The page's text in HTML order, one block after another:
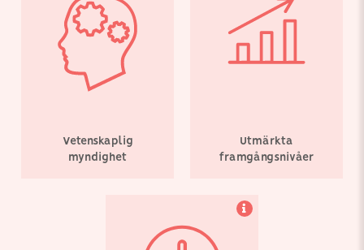
Vetenskaplig
myndighet
Utmärkta
framgångsnivåer
Vi finns i Köpenhamn. Vi
ger kvinnor från hela
Europa tillgång till ett
fertilitetsbehandlingar
och strävar efter att göra